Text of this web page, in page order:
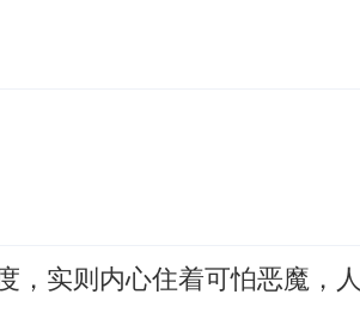
，实则内心住着可怕恶魔，人